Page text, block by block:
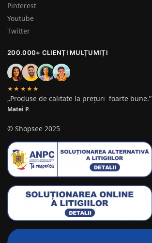
Pinterest
Youtube
Twitter
200.000+ CLIENȚI MULȚUMIȚI
★★★★★
„Produse de calitate la prețuri foarte bune.”
Matei P.
© Shopsee 2025